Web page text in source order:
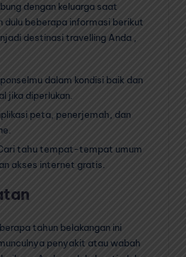
dengan keluarga saat
dulu beberapa informasi berikut
destinasi travelling Anda ,
dalam kondisi baik dan
jika diperlukan.
peta, penerjemah, dan
tahu tempat-tempat umum
akses internet gratis.
tahun belakangan ini
penyakit atau wabah